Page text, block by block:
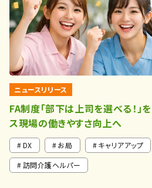
ニュースリリース
FA制度「部下は上司を選べる！
ス現場の働きやすさ向上へ
DX お局 キャリアアップ
訪問介護ヘルパー